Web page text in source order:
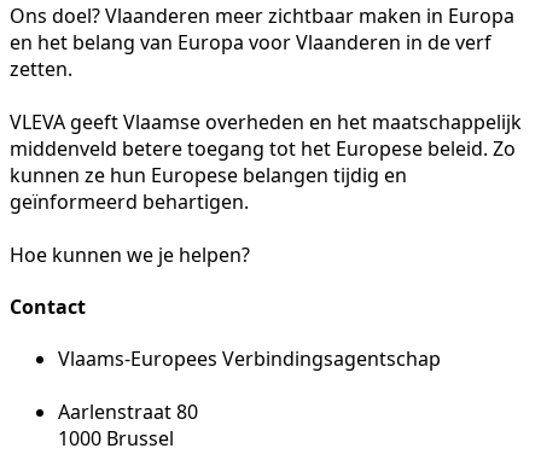
Ons doel? Vlaanderen meer zichtbaar maken in Europa
en het belang van Europa voor Vlaanderen in de verf
zetten.
VLEVA geeft Vlaamse overheden en het maatschappelijk
middenveld betere toegang tot het Europese beleid. Zo
kunnen ze hun Europese belangen tijdig en
geïnformeerd behartigen.
Hoe kunnen we je helpen?
Contact
Vlaams-Europees Verbindingsagentschap
Aarlenstraat 80
1000 Brussel